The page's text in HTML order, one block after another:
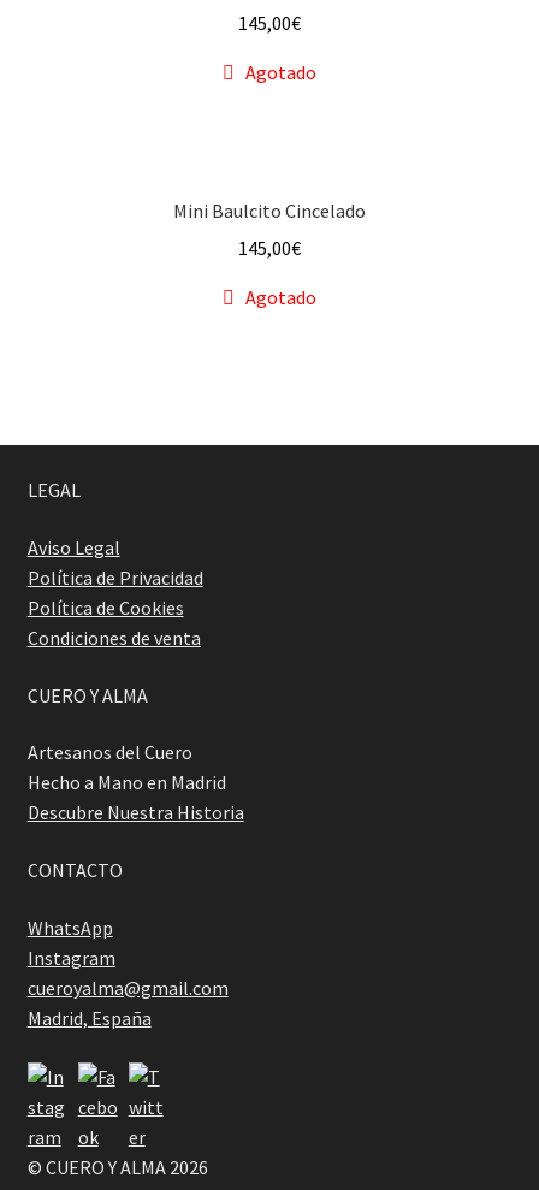
145,00€
Agotado
Mini Baulcito Cincelado
145,00€
Agotado
LEGAL
Aviso Legal
Política de Privacidad
Política de Cookies
Condiciones de venta
CUERO Y ALMA
Artesanos del Cuero
Hecho a Mano en Madrid
Descubre Nuestra Historia
CONTACTO
WhatsApp
Instagram
cueroyalma@gmail.com
Madrid, España
© CUERO Y ALMA 2026